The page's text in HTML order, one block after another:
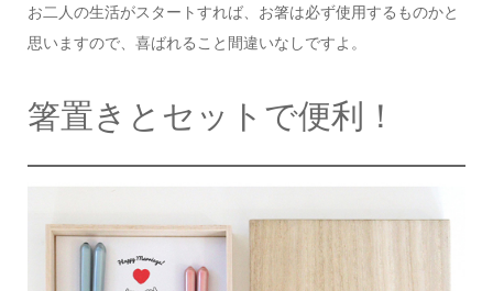
お二人の生活がスタートすれば、 お箸は必ず使用するものかと
思いますので、 喜ばれること間違いなしですよ。
箸置きとセットで便利！